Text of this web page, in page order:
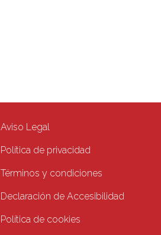
Aviso Legal
Política de privacidad
Términos y condiciones
Declaración de Accesibilidad
Política de cookies